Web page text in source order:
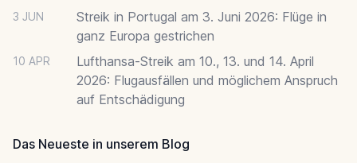
3 JUN
Streik in Portugal am 3. Juni 2026: Flüge in
ganz Europa gestrichen
10 APR
Lufthansa-Streik am 10., 13. und 14. April
2026: Flugausfällen und möglichem Anspruch
auf Entschädigung
Das Neueste in unserem Blog